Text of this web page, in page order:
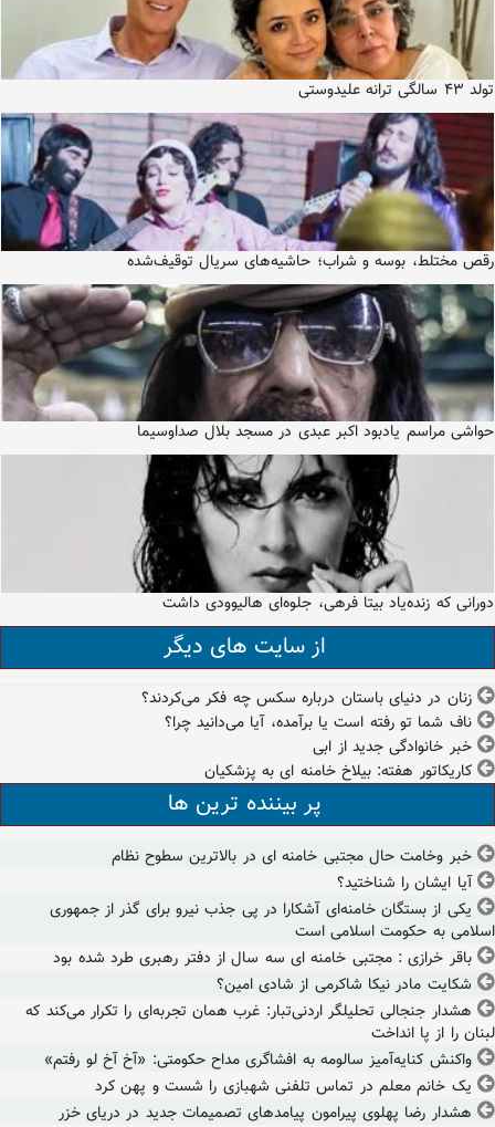
تولد ۴۳ سالگی ترانه علیدوستی
رقص مختلط، بوسه و شراب؛ حاشیه‌های سریال توقیف‌شده
حواشی مراسم یادبود اکبر عبدی در مسجد بلال صداوسیما
دورانی که زنده‌یاد بیتا فرهی، جلوه‌ای هالیوودی داشت
از سایت های دیگر
زنان در دنیای باستان درباره سکس چه فکر می‌کردند؟
ناف شما تو رفته است یا برآمده، آیا می‌دانید چرا؟
خبر خانوادگی جدید از ابی
کاریکاتور هفته: بیلاخ خامنه ای به پزشکیان
پر بیننده ترین ها
خبر وخامت حال مجتبی خامنه ای در بالاترین سطوح نظام
آیا ایشان را شناختید؟
یکی از بستگان خامنه‌ای آشکارا در پی جذب نیرو برای گذر از جمهوری
اسلامی به حکومت اسلامی است
باقر خرازی : مجتبی خامنه ای سه سال از دفتر رهبری طرد شده بود
شکایت مادر نیکا شاکرمی از شادی امین؟
هشدار جنجالی تحلیلگر اردنی‌تبار: غرب همان تجربه‌ای را تکرار می‌کند که
لبنان را از پا انداخت
واکنش کنایه‌آمیز سالومه به افشاگری مداح حکومتی: «آخ آخ لو رفتم»
یک خانم معلم در تماس تلفنی شهبازی را شست و پهن کرد
هشدار رضا پهلوی پیرامون پیامدهای تصمیمات جدید در دریای خزر